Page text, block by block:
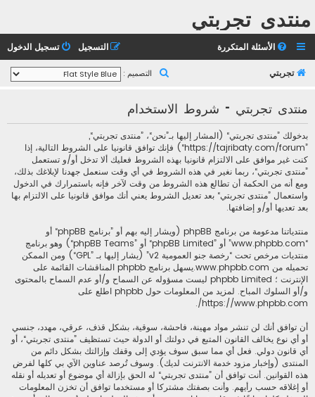
منتدى تجربتي
الأسئلة المتكررة تسجيل الدخول التسجيل
تجربتي التصميم :
ث
منتدى تجربتي - شروط الاستخدام
بدخولك ”منتدى تجربتي“ (المشار إليها بـ”نحن“، ”منتدى تجربتي“,
”https://tajribaty.com/forum“) فإنك توافق قانونيا على الشروط التالية، إذا
كنت غير موافق على الالتزام قانونيا بهذه الشروط فعليك ألا تدخل أو/و تستعمل
”منتدى تجربتي“، ربما نغير في هذه الشروط في أي وقت سنعمل جهدنا لإبلاغك بذلك،
ومع أنه من الحكمة أن تطالع هذه الشروط من وقت لآخر فإنه باستمرارك في الدخول
واستعمال ”منتدى تجربتي“ بعد تعديل الشروط يعني أنك موافق قانونيا على الالتزام بها
بعد تعديها أو/و إضافتها.
منتدياتنا مدعومة من برنامج phpBB (ويشار إليه بهم أو ”برنامج phpBB“ أو
“www.phpbb.com” أو ”phpBB Limited“ أو ”phpBB Teams“) وهو برنامج
منتديات مرخص تحت “رخصة جنو العمومية v2
” (يشار إليها بـ ”GPL“) ومن الممكن
تحميله من www.phpbb.com
.يسهل برنامج phpbb المناقشات القائمة على
الإنترنت ؛ phpbb Limited ليست مسؤوله عن السماح و/أو عدم السماح بالمحتوى
و/أو السلوك المباح. لمزيد من المعلومات حول phpbb اطلع على
https://www.phpbb.com/
.
أن توافق أنك لن تنشر مواد مهينة، فاحشة، سوقية، بشكل قذف، عرقي، مهدد، جنسي
أو أي نوع يخالف القانون المتبع في دولتك أو الدولة حيث تستظيف ”منتدى تجربتي“، أو
أي قانون دولي. فعل أي مما سبق سوف يؤدي إلى وقفك وإزالتك بشكل دائم من
المنتدى (وإخبار مزود خدمة الانترنت لديك). وسوف تُرصد عناوين الآي بي كلها لفرض
هذه القوانين. أنت توافق أن ”منتدى تجربتي“ له الحق بإزالة أي موضوع أو تعديله أو نقله
أو إغلاقه حسب رأيهم. وأنت بصفتك مشتركا أو مستخدما توافق أن تخزن المعلومات